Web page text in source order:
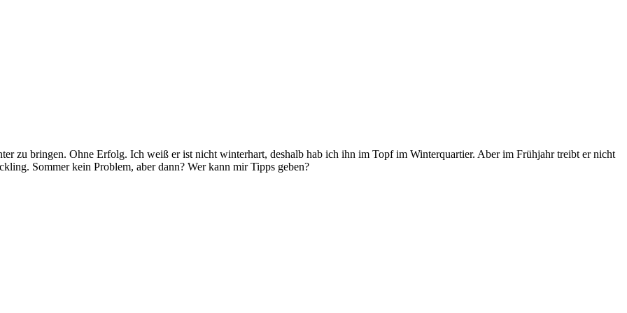
zu bringen. Ohne Erfolg. Ich weiß er ist nicht winterhart, deshalb hab ich ihn im Topf im Winterquartier. Aber im Frühjahr treibt er nicht
Sommer kein Problem, aber dann? Wer kann mir Tipps geben?